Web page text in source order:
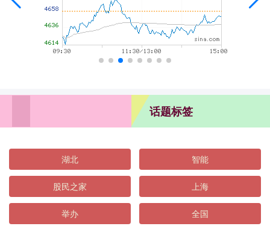
话题标签
湖北 智能
股民之家 上海
举办 全国